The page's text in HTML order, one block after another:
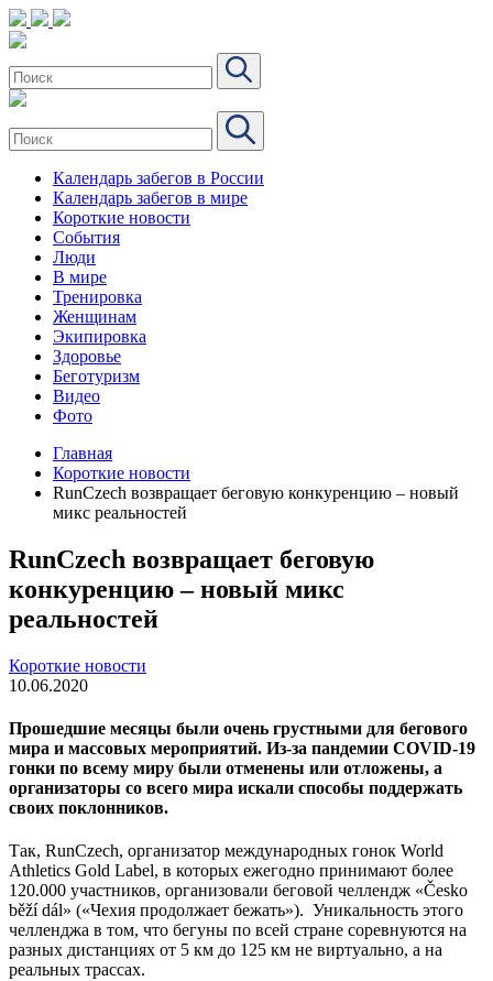
Календарь забегов в России
Календарь забегов в мире
Короткие новости
События
Люди
В мире
Тренировка
Женщинам
Экипировка
Здоровье
Беготуризм
Видео
Фото
Главная
Короткие новости
RunCzech возвращает беговую конкуренцию – новый
микс реальностей
RunCzech возвращает беговую
конкуренцию – новый микс
реальностей
Короткие новости
10.06.2020
Прошедшие месяцы были очень грустными для бегового
мира и массовых мероприятий. Из-за пандемии COVID-19
гонки по всему миру были отменены или отложены, а
организаторы со всего мира искали способы поддержать
своих поклонников.
Так, RunCzech, организатор международных гонок World
Athletics Gold Label, в которых ежегодно принимают более
120.000 участников, организовали беговой челлендж «Česko
běží dál» («Чехия продолжает бежать»). Уникальность этого
челленджа в том, что бегуны по всей стране соревнуются на
разных дистанциях от 5 км до 125 км не виртуально, а на
реальных трассах.